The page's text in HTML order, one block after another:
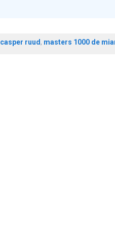
casper ruud , masters 1000 de